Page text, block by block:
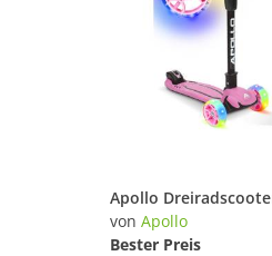
von Apollo
Bester Preis